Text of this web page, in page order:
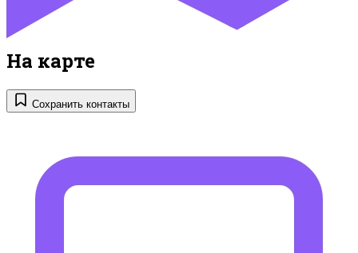
На карте
Сохранить контакты